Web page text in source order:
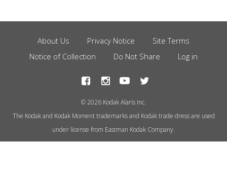
Footer
Menu
About Us Privacy Notice
Site Terms
Notice of Collection
Do Not Share Log in
© 2026 Kodak Alaris Inc.
The Kodak and Kodak Moment trademarks and Kodak trade dress are used
under license from Eastman Kodak Company.